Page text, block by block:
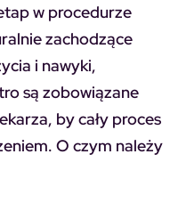
w procedurze
zachodzące
i nawyki,
są zobowiązane
by cały proces
O czym należy